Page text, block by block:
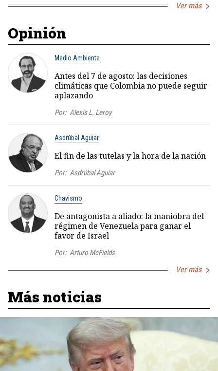
Ver más
Opinión
Medio Ambiente
Antes del 7 de agosto: las decisiones
climáticas que Colombia no puede seguir
aplazando
Por: Alexis L. Leroy
Asdrúbal Aguiar
El fin de las tutelas y la hora de la nación
Por: Asdrúbal Aguiar
Chavismo
De antagonista a aliado: la maniobra del
régimen de Venezuela para ganar el
favor de Israel
Por: Arturo McFields
Ver más
Más noticias